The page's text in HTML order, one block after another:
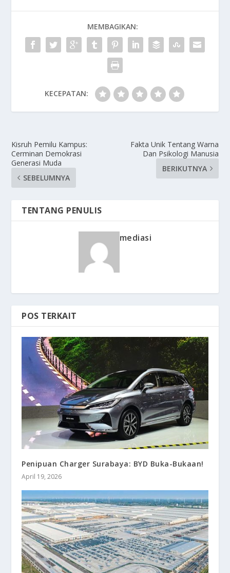
MEMBAGIKAN:
KECEPATAN:
Kisruh Pemilu Kampus:
Cerminan Demokrasi
Generasi Muda
SEBELUMNYA
Fakta Unik Tentang Warna
Dan Psikologi Manusia
BERIKUTNYA
TENTANG PENULIS
mediasi
POS TERKAIT
Penipuan Charger Surabaya: BYD Buka-Bukaan!
April 19, 2026